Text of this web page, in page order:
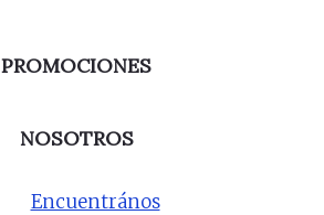
PROMOCIONES
NOSOTROS
Encuentrános